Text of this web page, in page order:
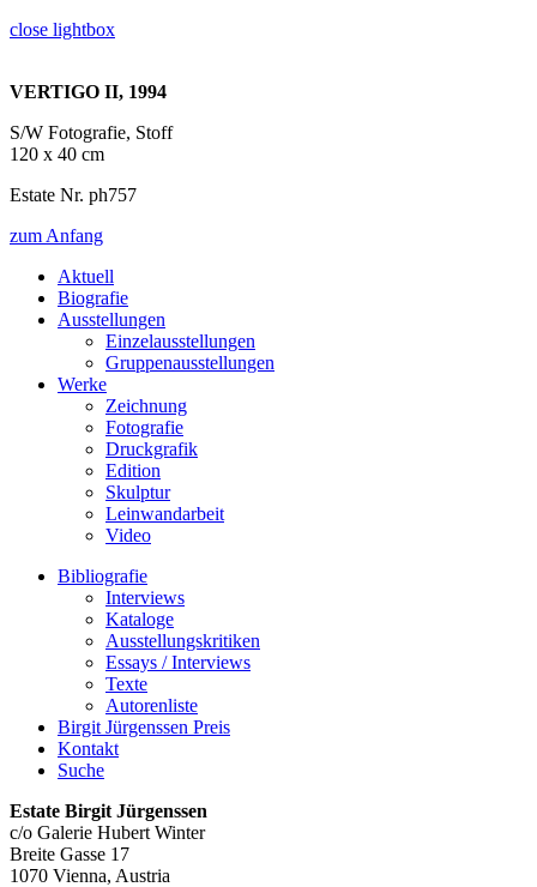
close lightbox
VERTIGO II, 1994
S/W Fotografie, Stoff
120 x 40 cm
Estate Nr. ph757
zum Anfang
Aktuell
Biografie
Ausstellungen
Einzelausstellungen
Gruppenausstellungen
Werke
Zeichnung
Fotografie
Druckgrafik
Edition
Skulptur
Leinwandarbeit
Video
Bibliografie
Interviews
Kataloge
Ausstellungskritiken
Essays / Interviews
Texte
Autorenliste
Birgit Jürgenssen Preis
Kontakt
Suche
Estate Birgit Jürgenssen
c/o Galerie Hubert Winter
Breite Gasse 17
1070 Vienna, Austria